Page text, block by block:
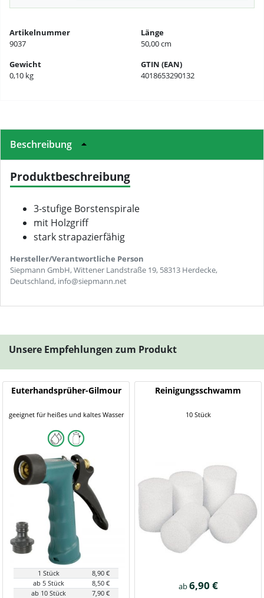
Artikelnummer
9037
Länge
50,00 cm
Gewicht
0,10 kg
GTIN (EAN)
4018653290132
Beschreibung
Produktbeschreibung
3-stufige Borstenspirale
mit Holzgriff
stark strapazierfähig
Hersteller/Verantwortliche Person
Siepmann GmbH, Wittener Landstraße 19, 58313 Herdecke,
Deutschland, info@siepmann.net
Unsere Empfehlungen zum Produkt
Euterhandsprüher-Gilmour
geeignet für heißes und kaltes Wasser
1 Stück
8,90 €
ab 5 Stück
8,50 €
ab 10 Stück
7,90 €
Reinigungsschwamm
10 Stück
ab6,90 €